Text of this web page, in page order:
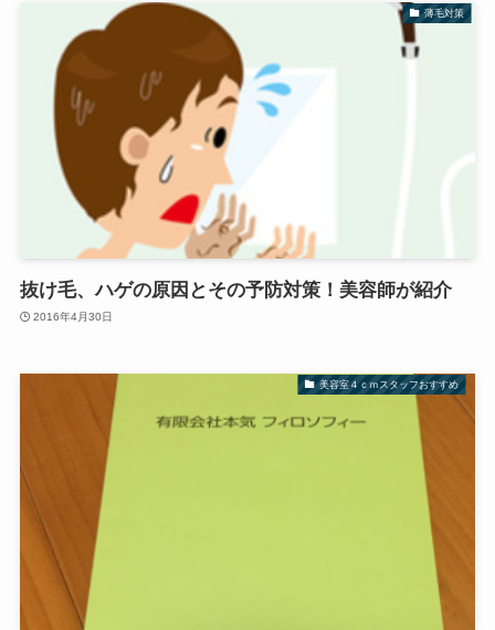
薄毛対策
抜け毛、ハゲの原因とその予防対策！美容師が紹介
2016年4月30日
美容室４ｃｍスタッフおすすめ